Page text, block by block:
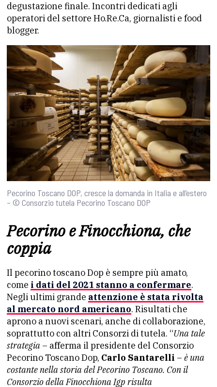
degustazione finale. Incontri dedicati agli
operatori del settore Ho.Re.Ca, giornalisti e food
blogger.
Pecorino Toscano DOP, cresce la domanda in Italia e all’estero
– © Consorzio tutela Pecorino Toscano DOP
Pecorino e Finocchiona, che
coppia
Il pecorino toscano Dop è sempre più amato,
come i dati del 2021 stanno a confermare.
Negli ultimi grande attenzione è stata rivolta
al mercato nord americano. Risultati che
aprono a nuovi scenari, anche di collaborazione,
soprattutto con altri Consorzi di tutela. “Una tale
strategia – afferma il presidente del Consorzio
Pecorino Toscano Dop, Carlo Santarelli – è una
costante nella storia del Pecorino Toscano. Con il
Consorzio della Finocchiona Igp risulta